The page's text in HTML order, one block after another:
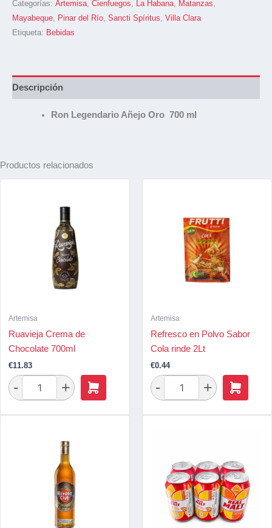
Categorías: Artemisa Cienfuegos La Habana Matanzas
Mayabeque
Pinar del Río Sancti Spíritus Villa Clara
Etiqueta: Bebidas
Descripción
Ron Legendario Añejo Oro 700 ml
Productos relacionados
Artemisa
Ruavieja Crema de
Chocolate 700ml
€11.83
Artemisa
Refresco en Polvo Sabor
Cola rinde 2Lt
€0.44